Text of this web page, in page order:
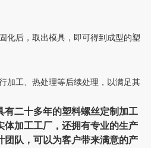
化后，取出模具，即可得到成型的塑
加工、热处理等后续处理，以满足其
有二十多年的塑料螺丝定制加工
体加工工厂，还拥有专业的生产
团队，可以为客户带来满意的产